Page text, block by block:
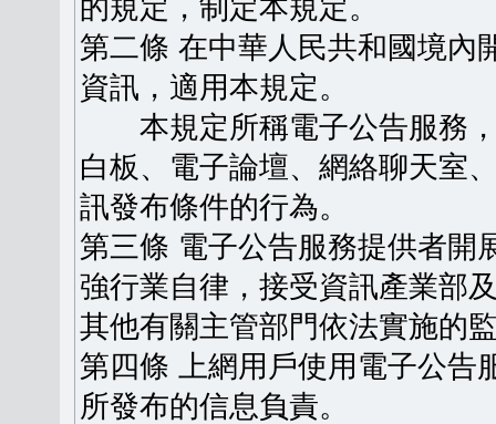
的規定，制定本規定。
第二條 在中華人民共和國境內
資訊，適用本規定。
本規定所稱電子公告服務，
白板、電子論壇、網絡聊天室
訊發布條件的行為。
第三條 電子公告服務提供者開
強行業自律，接受資訊產業部
其他有關主管部門依法實施的
第四條 上網用戶使用電子公告
所發布的信息負責。